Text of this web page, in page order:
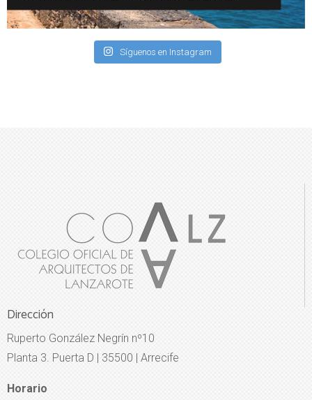
Síguenos en Instagram
Dirección
Ruperto González Negrín nº10
Planta 3. Puerta D | 35500 | Arrecife
Horario